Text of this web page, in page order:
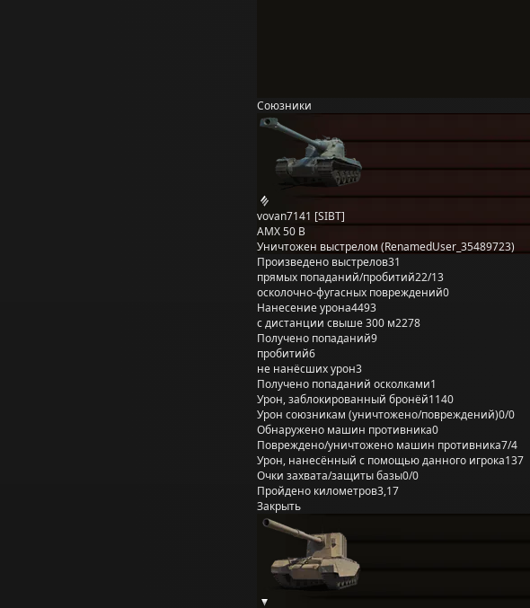
Союзники
vovan7141 [SIBT]
AMX 50 B
Уничтожен выстрелом (RenamedUser_35489723)
Произведено выстрелов31
прямых попаданий/пробитий22/13
осколочно-фугасных повреждений0
Нанесение урона4493
с дистанции свыше 300 м2278
Получено попаданий9
пробитий6
не нанёсших урон3
Получено попаданий осколками1
Урон, заблокированный бронёй1140
Урон союзникам (уничтожено/повреждений)0/0
Обнаружено машин противника0
Повреждено/уничтожено машин противника7/4
Урон, нанесённый с помощью данного игрока137
Очки захвата/защиты базы0/0
Пройдено километров3,17
Закрыть